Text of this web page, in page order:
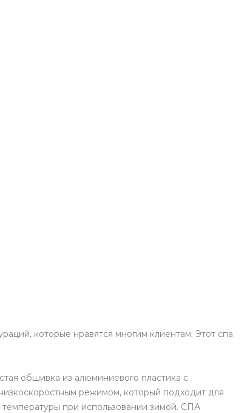
которые нравятся многим клиентам. Этот спа
обшивка из алюминиевого пластика с
режимом, который подходит для
при использовании зимой. СПА